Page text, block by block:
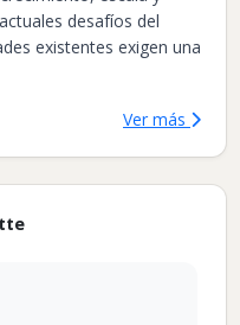
desafíos del
existentes exigen una
Ver más